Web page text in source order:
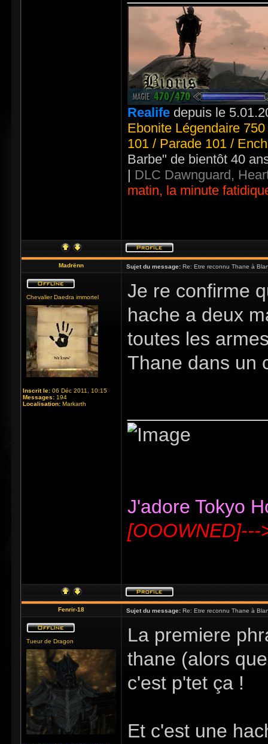
Realife depuis le
Ebonite Légendaire
101 / Parade 101 /
Barbe" de bientôt 40
| DLC Dawnguard,
matin, la minute
Madrënn Sujet du message: Re: Etre reconnu Thane à
Chevalier Daedra immortel
Inscrit le: 06 Déc 2011, 10:15
Messages: 194
Localisation: Markarth
Je re confirme
hache a deux
toutes les
Thane dans un
J'adore Tokyo
[OOOWNED]---
Fenrir-18 Sujet du message: Re: Etre reconnu Thane à
Tueur de Dragon
La premiere
thane (alors
c'est p'tet ça !
Et c'est une